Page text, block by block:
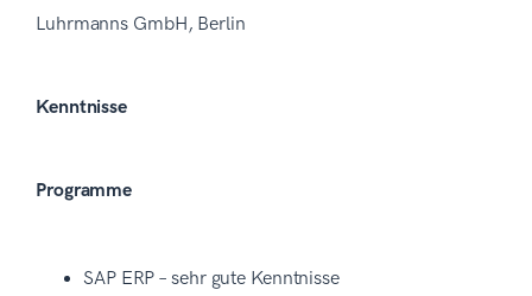
Luhrmanns GmbH, Berlin
Kenntnisse
Programme
SAP ERP – sehr gute Kenntnisse